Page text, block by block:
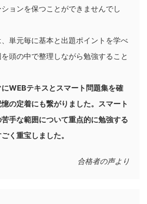
ョンを保つことができませんでし
単元毎に基本と出題ポイントを学べ
頭の中で整理しながら勉強すること
WEBテキスとスマート問題集を確
の定着にも繋がりました。スマート
手な範囲について重点的に勉強する
く重宝しました。
合格者の声より